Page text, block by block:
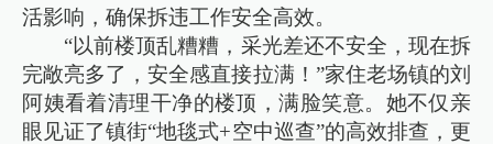
活影响，确保拆违工作安全高效。
“以前楼顶乱糟糟，采光差还不安全，现在拆
完敞亮多了，安全感直接拉满！”家住老场镇的刘
阿姨看着清理干净的楼顶，满脸笑意。她不仅亲
眼见证了镇街“地毯式+空中巡查”的高效排查，更